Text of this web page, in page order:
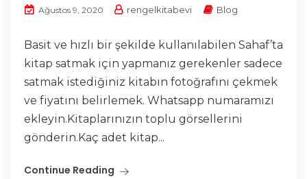
Ağustos 9, 2020 rengelkitabevi Blog
Basit ve hızlı bir şekilde kullanılabilen Sahaf’ta
kitap satmak için yapmanız gerekenler sadece
satmak istediğiniz kitabın fotoğrafını çekmek
ve fiyatını belirlemek. Whatsapp numaramızı
ekleyin.Kitaplarınızın toplu görsellerini
gönderin.Kaç adet kitap...
Continue Reading